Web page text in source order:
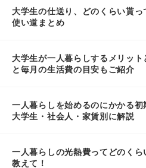
大学生の仕送り、どのくらい貰
使い道まとめ
大学生が一人暮らしするメリッ
と毎月の生活費の目安もご紹介
一人暮らしを始めるのにかかる
大学生・社会人・家賃別に解説
一人暮らしの光熱費ってどのく
教えて！